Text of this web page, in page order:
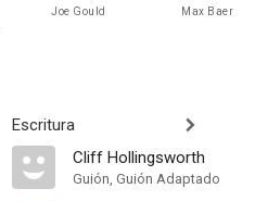
Joe Gould Max Baer
Escritura
Cliff Hollingsworth
Guión, Guión Adaptado